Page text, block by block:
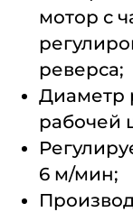
мотор с
реверса;
Диаметр
рабочей
6 м/мин;